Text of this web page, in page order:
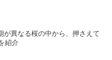
が異なる桜の中から、押さえて
紹介